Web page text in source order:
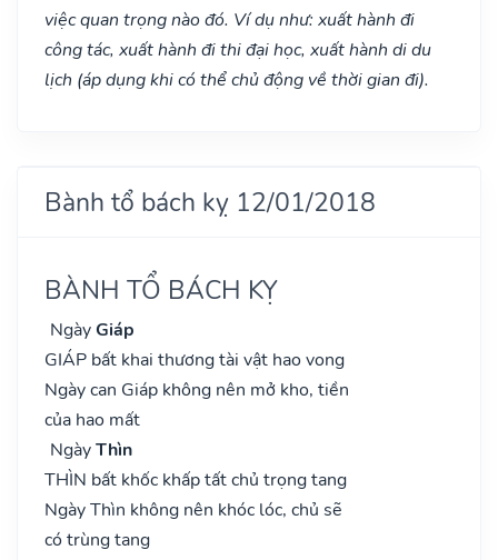
việc quan trọng nào đó. Ví dụ như: xuất hành đi
công tác, xuất hành đi thi đại học, xuất hành di du
lịch (áp dụng khi có thể chủ động về thời gian đi).
Bành tổ bách kỵ 12/01/2018
BÀNH TỔ BÁCH KỴ
NgàyGiáp
GIÁP bất khai thương tài vật hao vong
Ngày can Giáp không nên mở kho, tiền
của hao mất
NgàyThìn
THÌN bất khốc khấp tất chủ trọng tang
Ngày Thìn không nên khóc lóc, chủ sẽ
có trùng tang